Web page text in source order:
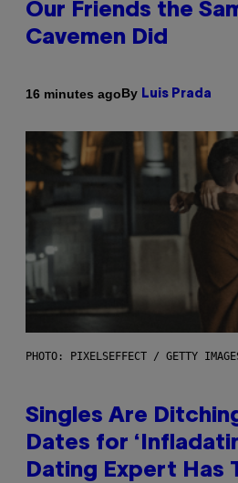
Our Friends the
Cavemen Did
16 minutes agoBy Luis Prada
PHOTO: PIXELSEFFECT / GETTY
Singles Are
Dates for
Dating Expert Has